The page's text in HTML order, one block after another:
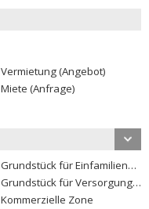
Vermietung (Angebot)
Miete (Anfrage)
Grundstück für Einfamilienhäuser
Grundstück für Versorgungseinrichtungen
Kommerzielle Zone